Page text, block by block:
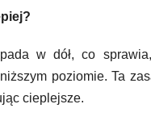
w dół, co
poziomie. Ta
cieplejsze.